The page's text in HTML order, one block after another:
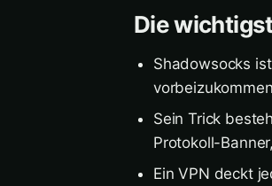
Die
Shadowsocks
Sein Trick
Protokoll-
Ein VPN deckt